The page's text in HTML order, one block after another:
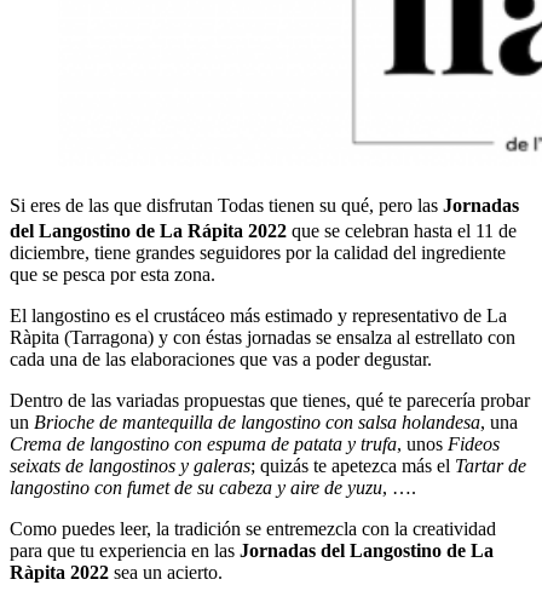
Si eres de las que disfrutan Todas tienen su qué, pero las Jornadas
del Langostino de La Rápita 2022 que se celebran hasta el 11 de
diciembre, tiene grandes seguidores por la calidad del ingrediente
que se pesca por esta zona.
El langostino es el crustáceo más estimado y representativo de La
Ràpita (Tarragona) y con éstas jornadas se ensalza al estrellato con
cada una de las elaboraciones que vas a poder degustar.
Dentro de las variadas propuestas que tienes, qué te parecería probar
un Brioche de mantequilla de langostino con salsa holandesa, una
Crema de langostino con espuma de patata y trufa, unos Fideos
seixats de langostinos y galeras; quizás te apetezca más el Tartar de
langostino con fumet de su cabeza y aire de yuzu, ….
Como puedes leer, la tradición se entremezcla con la creatividad
para que tu experiencia en las Jornadas del Langostino de La
Ràpita 2022 sea un acierto.